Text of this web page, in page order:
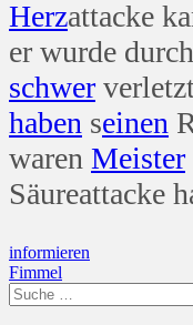
Herzattacke
er wurde durch
schwer
haben seinen
waren Meister
Säureattacke
informieren
Fimmel
Suche
nach: